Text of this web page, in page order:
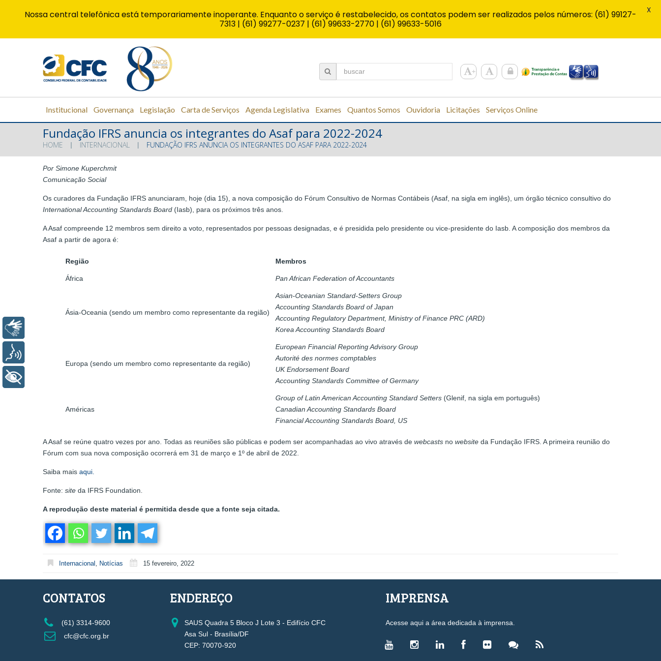
Institucional Governança Legislação Carta de Serviços Agenda Legislativa Exames Quantos Somos Ouvidoria Licitações Serviços Online
Fundação IFRS anuncia os integrantes do Asaf para 2022-2024
HOME INTERNACIONAL FUNDAÇÃO IFRS ANUNCIA OS INTEGRANTES DO ASAF PARA 2022-2024
Por Simone Kuperchmit
Comunicação Social
Os curadores da Fundação IFRS anunciaram, hoje (dia 15), a nova composição do Fórum Consultivo de Normas Contábeis (Asaf, na sigla em inglês), um órgão técnico consultivo do
International Accounting Standards Board (Iasb), para os próximos três anos.
A Asaf compreende 12 membros sem direito a voto, representados por pessoas designadas, e é presidida pelo presidente ou vice-presidente do Iasb. A composição dos membros da
Asaf a partir de agora é:
Região Membros
África Pan African Federation of Accountants
Ásia-Oceania (sendo um membro como representante da região)
Asian-Oceanian Standard-Setters Group
Accounting Standards Board of Japan
Accounting Regulatory Department, Ministry of Finance PRC (ARD)
Korea Accounting Standards Board
Europa (sendo um membro como representante da região)
European Financial Reporting Advisory Group
Autorité des normes comptables
UK Endorsement Board
Accounting Standards Committee of Germany
Américas
Group of Latin American Accounting Standard Setters (Glenif, na sigla em português)
Canadian Accounting Standards Board
Financial Accounting Standards Board, US
A Asaf se reúne quatro vezes por ano. Todas as reuniões são públicas e podem ser acompanhadas ao vivo através de webcasts no website da Fundação IFRS. A primeira reunião do
Fórum com sua nova composição ocorrerá em 31 de março e 1º de abril de 2022.
Saiba mais aqui.
Fonte: site da IFRS Foundation.
A reprodução deste material é permitida desde que a fonte seja citada.
Internacional , Notícias 15 fevereiro, 2022
CONTATOS
(61) 3314-9600
cfc@cfc.org.br
ENDEREÇO
SAUS Quadra 5 Bloco J Lote 3 - Edifício CFC
Asa Sul - Brasília/DF
CEP: 70070-920
IMPRENSA
Acesse aqui a área dedicada à imprensa.
Nossa central telefônica está temporariamente inoperante. Enquanto o serviço é restabelecido, os contatos podem ser realizados pelos números: (61) 99127-
7313 | (61) 99277-0237 | (61) 99633-2770 | (61) 99633-5016
X